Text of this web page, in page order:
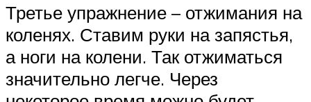
Третье упражнение – отжимания на
коленях. Ставим руки на запястья,
а ноги на колени. Так отжиматься
значительно легче. Через